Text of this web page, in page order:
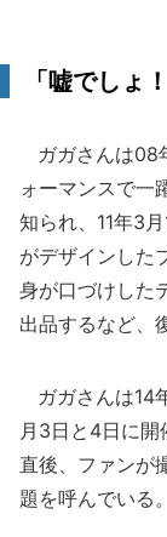
「嘘でしょ
ガガさんは08
ォーマンスで一
知られ、11年3
がデザインした
身が口づけした
出品するなど、
ガガさんは14
月3日と4日に開
直後、ファンが
題を呼んでいる。